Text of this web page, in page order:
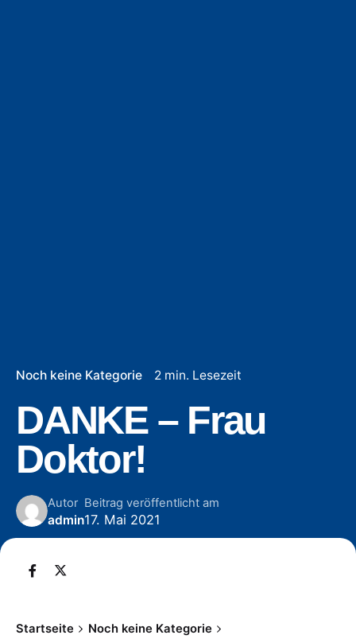
Noch keine Kategorie 2 min. Lesezeit
DANKE – Frau
Doktor!
Autor
admin
Beitrag veröffentlicht am
17. Mai 2021
Startseite
Noch keine Kategorie